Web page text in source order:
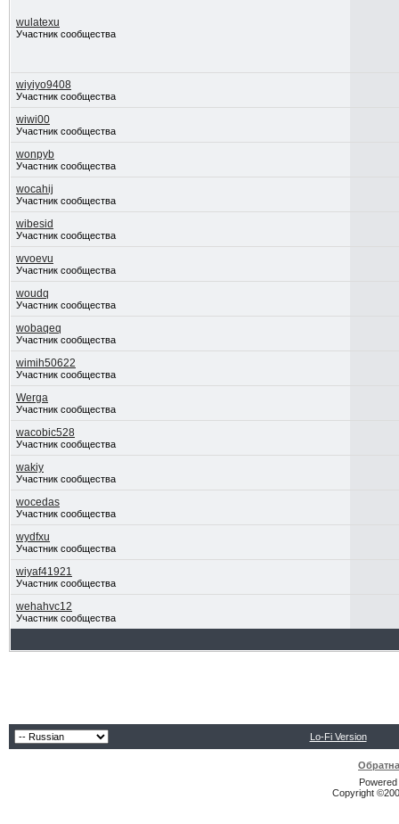
wulatexu
Участник сообщества
wiyiyo9408
Участник сообщества
wiwi00
Участник сообщества
wonpyb
Участник сообщества
wocahij
Участник сообщества
wibesid
Участник сообщества
wvoevu
Участник сообщества
woudq
Участник сообщества
wobaqeq
Участник сообщества
wimih50622
Участник сообщества
Werga
Участник сообщества
wacobic528
Участник сообщества
wakiy
Участник сообщества
wocedas
Участник сообщества
wydfxu
Участник сообщества
wiyaf41921
Участник сообщества
wehahvc12
Участник сообщества
Lo-Fi Version
Copyright